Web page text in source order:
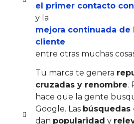
el primer contacto
y la
mejora continuada de
cliente
entre otras muchas
Tu marca te genera
cruzadas y renombre.
hace que la gente
Google. Las búsquedas
dan popularidad y